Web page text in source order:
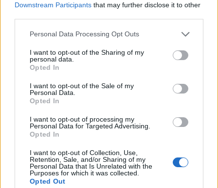
Downstream Participants that may further disclose it to other
Personal Data Processing Opt Outs
I want to opt-out of the Sharing of my
personal data.
Opted In
I want to opt-out of the Sale of my
Personal Data.
Opted In
I want to opt-out of processing my
Personal Data for Targeted Advertising.
Opted In
I want to opt-out of Collection, Use,
Retention, Sale, and/or Sharing of my
Personal Data that Is Unrelated with the
Purposes for which it was collected.
Opted Out
A legidegesítőbb kifejezések laza
gyűjteménye
Elyna Robbs: Adéle és az örökölt árnyak
A világ legismertebb ruhái